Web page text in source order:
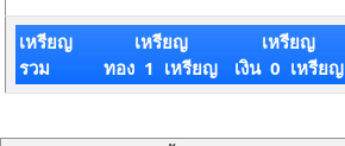
เหรียญ
รวม
เหรียญ
ทอง 1 เหรียญ
เหรียญ
เงิน 0 เหรียญ